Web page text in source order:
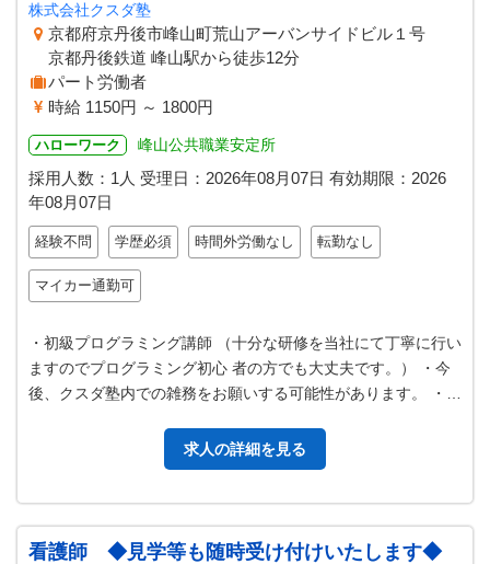
株式会社クスダ塾
京都府京丹後市峰山町荒山アーバンサイドビル１号
京都丹後鉄道 峰山駅から徒歩12分
パート労働者
時給 1150円 ～ 1800円
ハローワーク 峰山公共職業安定所
採用人数：1人 受理日： 2026年08月07日 有効期限： 2026
年08月07日
経験不問 学歴必須 時間外労働なし 転勤なし
マイカー通勤可
・初級プログラミング講師 （十分な研修を当社にて丁寧に行い
ますのでプログラミング初心 者の方でも大丈夫です。） ・今
後、クスダ塾内での雑務をお願いする可能性があります。 ・希
求人の詳細を見る
看護師 ◆見学等も随時受け付けいたします◆